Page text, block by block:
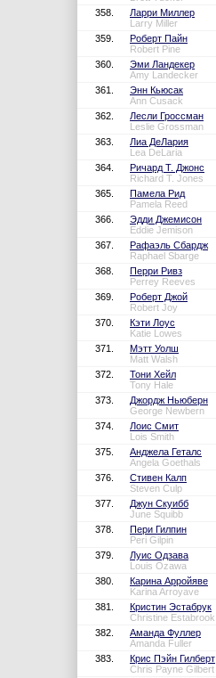
358.
Ларри Миллер
Larry Miller
359.
Роберт Пайн
Robert Pine
360.
Эми Ландекер
Amy Landecker
361.
Энн Кьюсак
Ann Cusack
362.
Лесли Гроссман
Leslie Grossman
363.
Лиа ДеЛария
Lea DeLaria
364.
Ричард Т. Джонс
Richard T. Jones
365.
Памела Рид
Pamela Reed
366.
Эдди Джемисон
Eddie Jemison
367.
Рафаэль Сбардж
Raphael Sbarge
368.
Перри Ривз
Perrey Reeves
369.
Роберт Джой
Robert Joy
370.
Кэти Лоус
Katie Lowes
371.
Мэтт Уолш
Matt Walsh
372.
Тони Хейл
Tony Hale
373.
Джордж Ньюберн
George Newbern
374.
Лоис Смит
Lois Smith
375.
Анджела Геталс
Angela Goethals
376.
Стивен Калп
Steven Culp
377.
Джун Скуибб
June Squibb
378.
Пери Гилпин
Peri Gilpin
379.
Луис Одзава
Louis Ozawa
380.
Карина Арройяве
Karina Arroyave
381.
Кристин Эстабрук
Christine Estabrook
382.
Аманда Фуллер
Amanda Fuller
383.
Крис Пэйн Гилберт
Chris Payne Gilbert